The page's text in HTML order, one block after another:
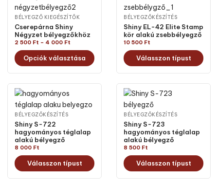
BÉLYEGZŐ KIEGÉSZÍTŐK
Cserepárna Shiny
Négyzet bélyegzőkhöz
2 500 Ft – 4 000 Ft
Opciók választása
BÉLYEGZŐKÉSZÍTÉS
Shiny EL-42 Elite Stamp
kör alakú zsebbélyegző
10 500 Ft
Válasszon típust
BÉLYEGZŐKÉSZÍTÉS
Shiny S-722
hagyományos téglalap
alakú bélyegző
8 000 Ft
Válasszon típust
BÉLYEGZŐKÉSZÍTÉS
Shiny S-723
hagyományos téglalap
alakú bélyegző
8 500 Ft
Válasszon típust